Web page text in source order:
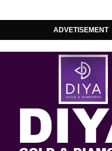
ADVETISEMENT